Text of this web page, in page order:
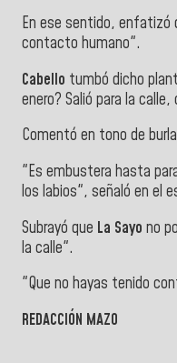
En ese sentido, enfatizó
contacto humano".
Cabello tumbó dicho
enero? Salió para la
Comentó en tono de
"Es embustera hasta
los labios", señaló en el
Subrayó que La Sayo no
la calle".
"Que no hayas tenido
REDACCIÓN MAZO